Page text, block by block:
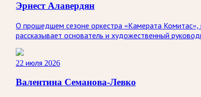
Эрнест Алавердян
О прошедшем сезоне оркестра «Камерата
рассказывает основатель и художественный
22 июля 2026
Валентина Семанова-Левко